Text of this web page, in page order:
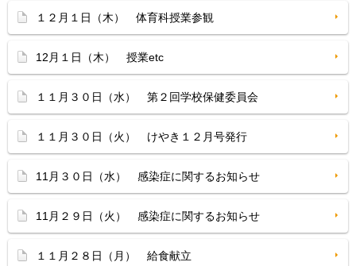
１２月１日（木） 体育科授業参観
12月１日（木） 授業etc
１１月３０日（水） 第２回学校保健委員会
１１月３０日（火） けやき１２月号発行
11月３０日（水） 感染症に関するお知らせ
11月２９日（火） 感染症に関するお知らせ
１１月２８日（月） 給食献立